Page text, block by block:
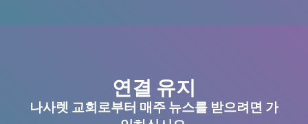
연결 유지
나사렛 교회로부터 매주 뉴스를 받으려면 가